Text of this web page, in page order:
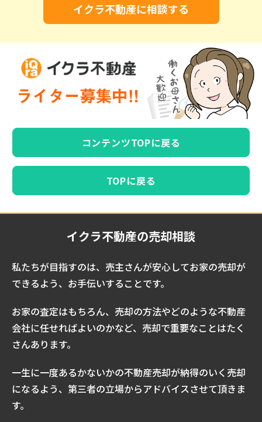
イクラ不動産に相談する
コンテンツTOPに戻る
TOPに戻る
イクラ不動産の売却相談
私たちが目指すのは、売主さんが安心してお家の売却が
できるよう、お手伝いすることです。
お家の査定はもちろん、売却の方法やどのような不動産
会社に任せればよいのかなど、売却で重要なことはたく
さんあります。
一生に一度あるかないかの不動産売却が納得のいく売却
になるよう、第三者の立場からアドバイスさせて頂きま
す。